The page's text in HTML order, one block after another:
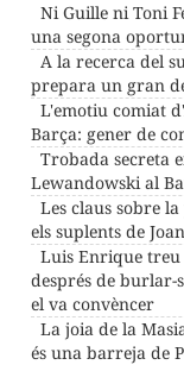
Ni Guille ni Toni
una segona
A la recerca del
prepara un gran
L'emotiu comiat
Barça: gener de
Trobada secreta
Lewandowski al
Les claus sobre
els suplents de
Luis Enrique treu
després de burlar-
el va convèncer
La joia de la
és una barreja de